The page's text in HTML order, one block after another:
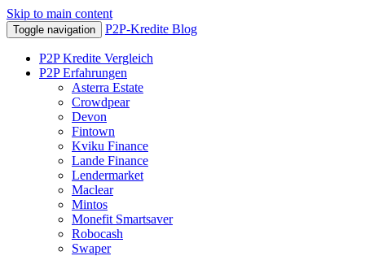
Skip to main content
Toggle navigation P2P-Kredite Blog
P2P Kredite Vergleich
P2P Erfahrungen
Asterra Estate
Crowdpear
Devon
Fintown
Kviku Finance
Lande Finance
Lendermarket
Maclear
Mintos
Monefit Smartsaver
Robocash
Swaper